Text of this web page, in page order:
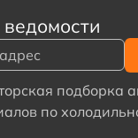
подборка
по